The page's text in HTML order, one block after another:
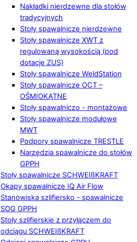
Nakładki nierdzewne dla stołów
tradycyjnych
Stoły spawalnicze nierdzewne
Stoły spawalnicze XWT z
regulowaną wysokością (pod
dotacje ZUS)
Stoły spawalnicze WeldStation
Stoły spawalnicze OCT –
OŚMIOKĄTNE
Stoły spawalniczo - montażowe
Stoły spawalnicze modułowe
MWT
Podpory spawalnicze TRESTLE
Narzędzia spawalnicze do stołów
GPPH
Stoły spawalnicze SCHWEIßKRAFT
Okapy spawalnicze IQ Air Flow
Stanowiska szlifiersko - spawalnicze
SOG GPPH
Stoły szlifierskie z przyłączem do
odciągu SCHWEIßKRAFT